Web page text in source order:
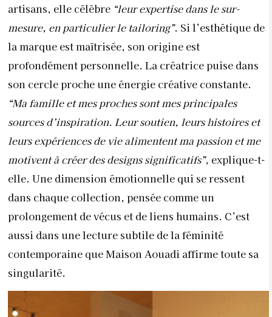
artisans, elle célèbre “leur expertise dans le sur-
mesure, en particulier le tailoring”. Si l’esthétique de
la marque est maîtrisée, son origine est
profondément personnelle. La créatrice puise dans
son cercle proche une énergie créative constante.
“Ma famille et mes proches sont mes principales
sources d’inspiration. Leur soutien, leurs histoires et
leurs expériences de vie alimentent ma passion et me
motivent à créer des designs significatifs”, explique-t-
elle. Une dimension émotionnelle qui se ressent
dans chaque collection, pensée comme un
prolongement de vécus et de liens humains. C’est
aussi dans une lecture subtile de la féminité
contemporaine que Maison Aouadi affirme toute sa
singularité.